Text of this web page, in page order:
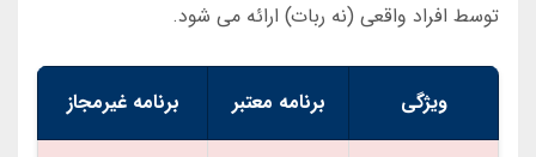
توسط افراد واقعی (نه ربات) ارائه می شود.
ویژگی برنامه معتبر برنامه غیرمجاز